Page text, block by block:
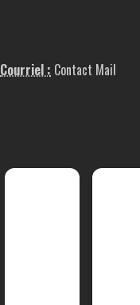
Courriel : Contact Mail